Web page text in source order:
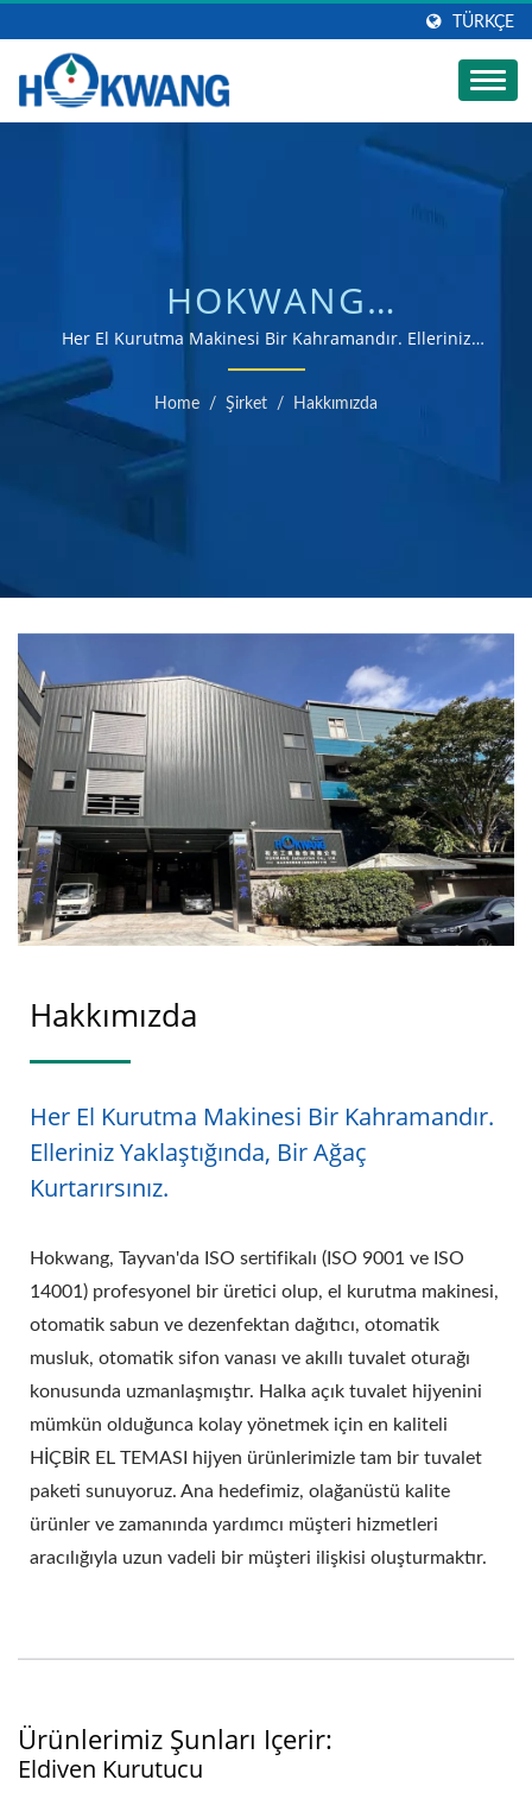
TÜRKÇE
HOKWANG
ENDÜSTRILERI A.Ş. EL
KURUTMA MAKINESI
FABRIKASI GÖRSELI |
OTOMATIK TICARI
SABUN DISPENSERI
ÜRETICISI | HOKWANG
Her El Kurutma Makinesi Bir Kahramandır. Elleriniz
Yaklaştığında, Bir Ağaç Kurtarırsınız. | ISO 9001 ve
14001 sertifikalı el kurutma ve sabun dağıtıcı üreticisi
Home / Şirket / Hakkımızda
Hakkımızda
Her El Kurutma Makinesi Bir Kahramandır.
Elleriniz Yaklaştığında, Bir Ağaç
Kurtarırsınız.
Hokwang, Tayvan'da ISO sertifikalı (ISO 9001 ve ISO
14001) profesyonel bir üretici olup, el kurutma makinesi,
otomatik sabun ve dezenfektan dağıtıcı, otomatik
musluk, otomatik sifon vanası ve akıllı tuvalet oturağı
konusunda uzmanlaşmıştır. Halka açık tuvalet hijyenini
mümkün olduğunca kolay yönetmek için en kaliteli
HİÇBİR EL TEMASI hijyen ürünlerimizle tam bir tuvalet
paketi sunuyoruz. Ana hedefimiz, olağanüstü kalite
ürünler ve zamanında yardımcı müşteri hizmetleri
aracılığıyla uzun vadeli bir müşteri ilişkisi oluşturmaktır.
Ürünlerimiz Şunları Içerir:
Eldiven Kurutucu